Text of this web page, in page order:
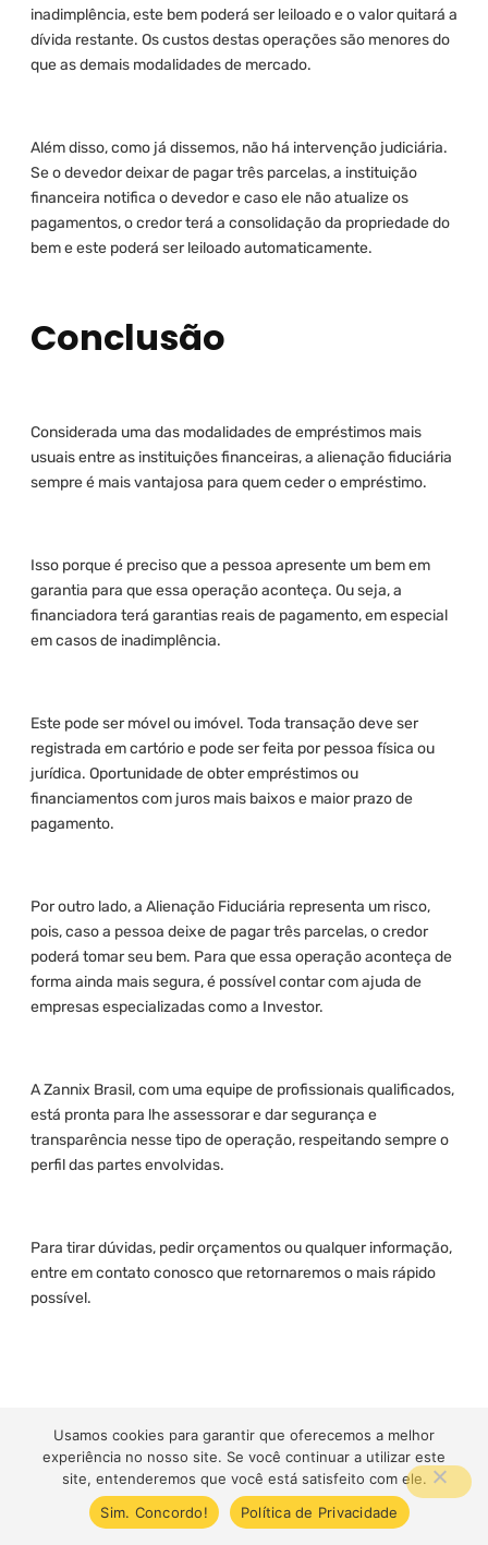
inadimplência, este bem poderá ser leiloado e o valor quitará a
dívida restante. Os custos destas operações são menores do
que as demais modalidades de mercado.
Além disso, como já dissemos, não há intervenção judiciária.
Se o devedor deixar de pagar três parcelas, a instituição
financeira notifica o devedor e caso ele não atualize os
pagamentos, o credor terá a consolidação da propriedade do
bem e este poderá ser leiloado automaticamente.
Conclusão
Considerada uma das modalidades de empréstimos mais
usuais entre as instituições financeiras, a alienação fiduciária
sempre é mais vantajosa para quem ceder o empréstimo.
Isso porque é preciso que a pessoa apresente um bem em
garantia para que essa operação aconteça. Ou seja, a
financiadora terá garantias reais de pagamento, em especial
em casos de inadimplência.
Este pode ser móvel ou imóvel. Toda transação deve ser
registrada em cartório e pode ser feita por pessoa física ou
jurídica. Oportunidade de obter empréstimos ou
financiamentos com juros mais baixos e maior prazo de
pagamento.
Por outro lado, a Alienação Fiduciária representa um risco,
pois, caso a pessoa deixe de pagar três parcelas, o credor
poderá tomar seu bem. Para que essa operação aconteça de
forma ainda mais segura, é possível contar com ajuda de
empresas especializadas como a Investor.
A Zannix Brasil, com uma equipe de profissionais qualificados,
está pronta para lhe assessorar e dar segurança e
transparência nesse tipo de operação, respeitando sempre o
perfil das partes envolvidas.
Para tirar dúvidas, pedir orçamentos ou qualquer informação,
entre em contato conosco que retornaremos o mais rápido
possível.
http://64.37.61.50/~zannixbrasilcom/blog/
Usamos cookies para garantir que oferecemos a melhor
experiência no nosso site. Se você continuar a utilizar este
site, entenderemos que você está satisfeito com ele.
Sim. Concordo!
Política de Privacidade